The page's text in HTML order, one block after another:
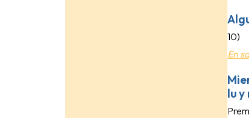
10)
En
lu y